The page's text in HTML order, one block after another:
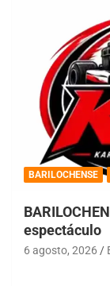
BARILOCHENSE
espectáculo
6 agosto, 2026